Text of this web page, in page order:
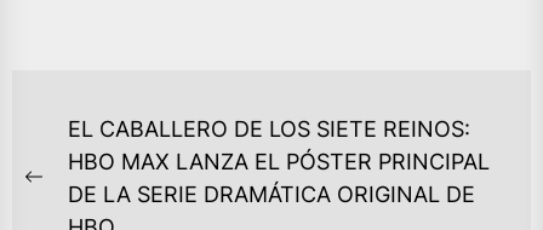
NAVEGACIÓN
DE
ENTRADAS
Previous
EL CABALLERO DE LOS SIETE REINOS:
HBO MAX LANZA EL PÓSTER PRINCIPAL
DE LA SERIE DRAMÁTICA ORIGINAL DE